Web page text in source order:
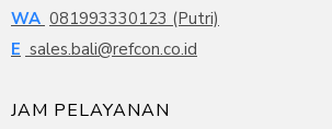
WA 081993330123 (Putri)
E sales.bali@refcon.co.id
JAM PELAYANAN